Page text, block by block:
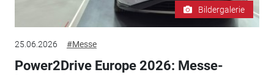
Bildergalerie
25.06.2026 #Messe
Power2Drive Europe 2026: Messe-